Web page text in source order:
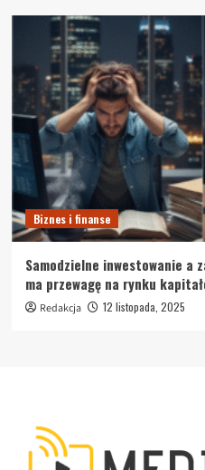
Biznes i finanse
Samodzielne inwestowanie a
ma przewagę na rynku
Redakcja 12 listopada, 2025